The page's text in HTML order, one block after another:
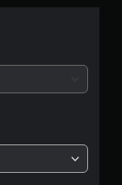
5
段